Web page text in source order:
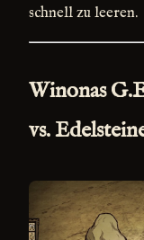
schnell zu leeren.
Winonas
vs.